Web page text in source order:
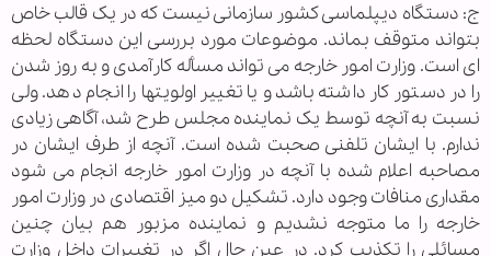
ج: دستگاه دیپلماسی کشور سازمانی نیست که در یک قالب خاص
بتواند متوقف بماند. موضوعات مورد بررسی این دستگاه لحظه
ای است. وزارت امور خارجه می تواند مسأله کارآمدی و به روز شدن
را در دستور کار داشته باشد و یا تغییر اولویتها را انجام دهد. ولی
نسبت به آنچه توسط یک نماینده مجلس طرح شد، آگاهی زیادی
ندارم. با ایشان تلفنی صحبت شده است. آنچه از طرف ایشان در
مصاحبه اعلام شده با آنچه در وزارت امور خارجه انجام می شود
مقداری منافات وجود دارد. تشکیل دو میز اقتصادی در وزارت امور
خارجه را ما متوجه نشدیم و نماینده مزبور هم بیان چنین
مسائلی را تکذیب کرد. در عین حال اگر در تغییرات داخل وزارت